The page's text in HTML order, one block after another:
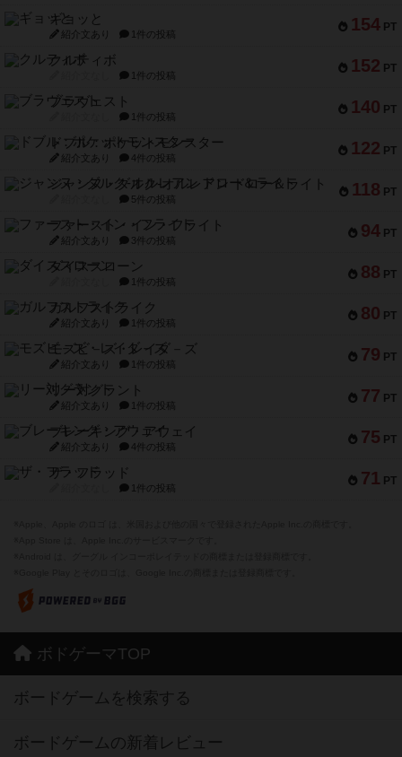
154 PT
ギョッと
紹介文あり 1件の投稿
152 PT
クルティボ
1件の投稿
140 PT
ブラヴェスト
1件の投稿
122 PT
ドブル：ポケットモンスター
紹介文あり 4件の投稿
118 PT
ジャンヌ・ダルク-オルレアン ドロー＆ライト
5件の投稿
94 PT
ファースト・イン・フライト
紹介文あり 3件の投稿
88 PT
ダイススローン
1件の投稿
80 PT
ガルフストライク
紹介文あり 1件の投稿
79 PT
モズビ－ズ・レイダ－ズ
紹介文あり 1件の投稿
77 PT
リー対グラント
紹介文あり 1件の投稿
75 PT
ブレーキング・アウェイ
紹介文あり 4件の投稿
71 PT
ザ・フラッド
1件の投稿
ボドゲーマTOP
ボードゲームを検索する
ボードゲームの新着レビュー